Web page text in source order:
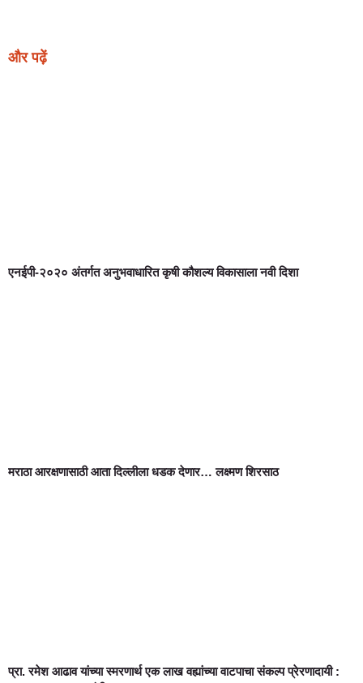
और पढ़ें
एनईपी-२०२० अंतर्गत अनुभवाधारित कृषी कौशल्य विकासाला नवी दिशा
मराठा आरक्षणासाठी आता दिल्लीला धडक देणार… लक्ष्मण शिरसाठ
प्रा. रमेश आढाव यांच्या स्मरणार्थ एक लाख वह्यांच्या वाटपाचा संकल्प प्रेरणादायी :